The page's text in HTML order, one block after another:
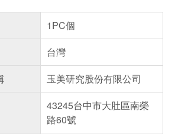
1PC個
台灣
玉美研究股份有限公司
43245台中市大肚區南榮
路60號